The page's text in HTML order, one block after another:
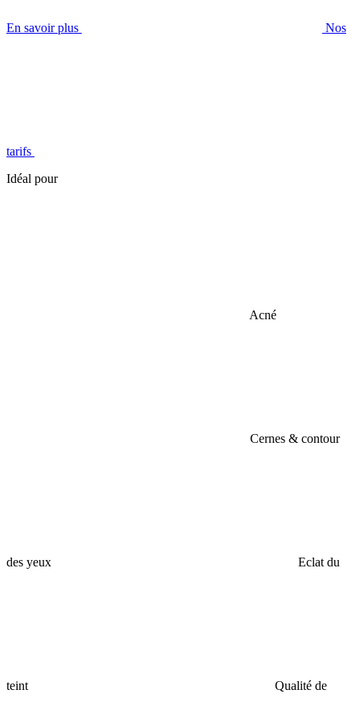
En savoir plus Nos
tarifs
Idéal pour
Acné
Cernes & contour
des yeux Eclat du
teint Qualité de